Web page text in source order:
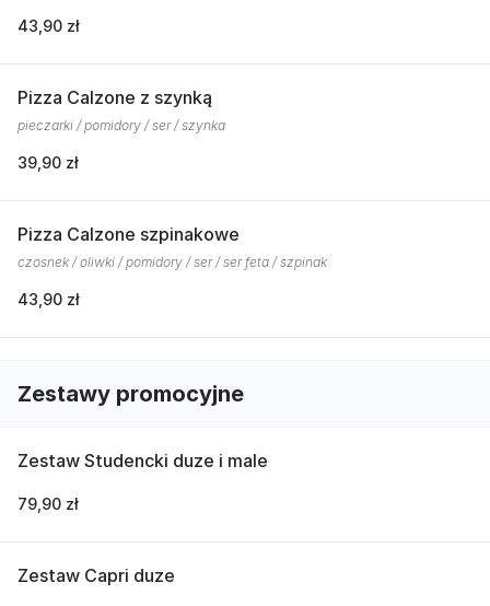
43,90 zł
Pizza Calzone z szynką
pieczarki / pomidory / ser / szynka
39,90 zł
Pizza Calzone szpinakowe
czosnek / oliwki / pomidory / ser / ser feta / szpinak
43,90 zł
Zestawy promocyjne
Zestaw Studencki duze i male
79,90 zł
Zestaw Capri duze